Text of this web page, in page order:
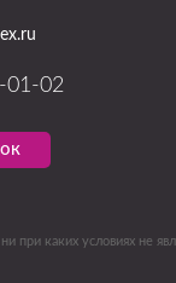
01-02
при каких условиях не